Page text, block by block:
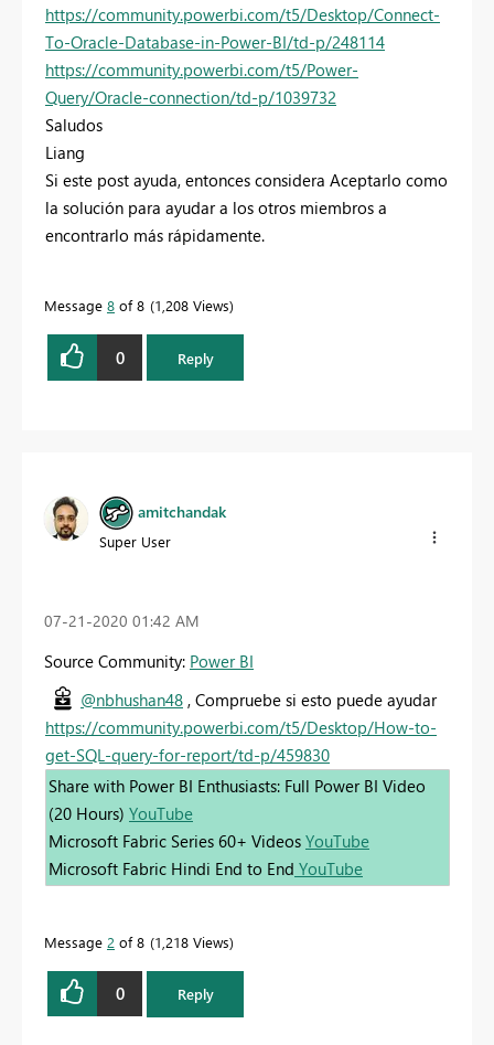
https://community.powerbi.com/t5/Desktop/Connect-
To-Oracle-Database-in-Power-BI/td-p/248114
https://community.powerbi.com/t5/Power-
Query/Oracle-connection/td-p/1039732
Saludos
Liang
Si este post ayuda, entonces considera Aceptarlo como
la solución para ayudar a los otros miembros a
encontrarlo más rápidamente.
Message 8 of 8 1,208 Views
0 Reply
amitchandak
Super User
‎07-21-2020 01:42 AM
Source Community: Power BI
@nbhushan48 , Compruebe si esto puede ayudar
https://community.powerbi.com/t5/Desktop/How-to-
get-SQL-query-for-report/td-p/459830
Share with Power BI Enthusiasts: Full Power BI Video
(20 Hours) YouTube
Microsoft Fabric Series 60+ Videos YouTube
Microsoft Fabric Hindi End to End YouTube
Message 2 of 8 1,218 Views
0 Reply